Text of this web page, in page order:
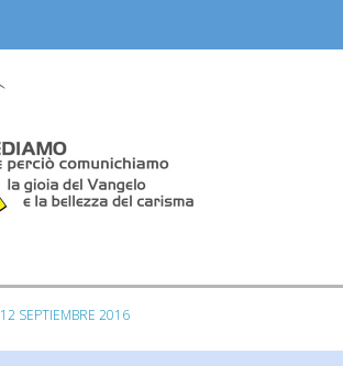
12 SEPTIEMBRE 2016